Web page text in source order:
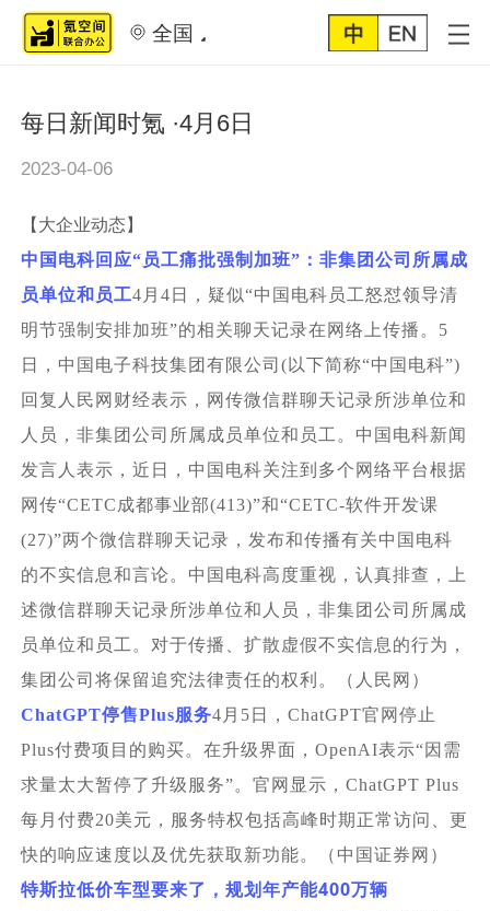
全国
每日新闻时氪 ·4月6日
2023-04-06
【大企业动态】
中国电科回应“员工痛批强制加班”：非集团公司所属成
员单位和员工4 月4日，疑似“中国电科员工怒怼领导清
明节强制安排加班”的相关聊天记录在网络上传播。5
日，中国电子科技集团有限公司(以下简称“中国电科”)
回复人民网财经表示，网传微信群聊天记录所涉单位和
人员，非集团公司所属成员单位和员工。中国电科新闻
发言人表示，近日，中国电科关注到多个网络平台根据
网传“CETC成都事业部(413)”和“CETC-软件开发课
(27)”两个微信群聊天记录，发布和传播有关中国电科
的不实信息和言论。中国电科高度重视，认真排查，上
述微信群聊天记录所涉单位和人员，非集团公司所属成
员单位和员工。对于传播、扩散虚假不实信息的行为，
集团公司将保留追究法律责任的权利。（人民网）
ChatGPT停售Plus服务4月5日，ChatGPT官网停止
Plus付费项目的购买。在升级界面，OpenAI表示“因需
求量太大暂停了升级服务”。官网显示，ChatGPT Plus
每月付费20美元，服务特权包括高峰时期正常访问、更
快的响应速度以及优先获取新功能。（中国证券网）
特斯拉低价车型要来了，规划年产能400万辆